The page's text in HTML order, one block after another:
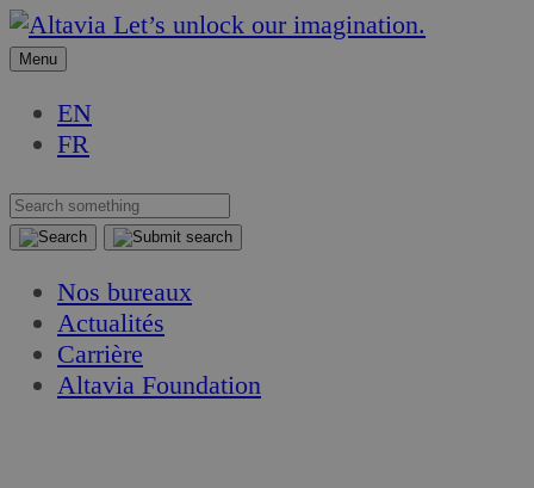
Aller
au
Aller
au
Let’s unlock our imagination.
Menu
EN
FR
Nos bureaux
Actualités
Carrière
Altavia Foundation